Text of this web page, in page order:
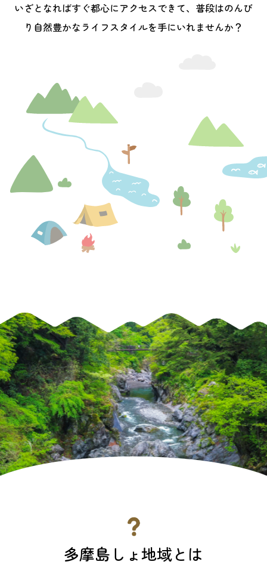
いざとなればすぐ都心にアクセスできて、普段はのんび
り 自然豊かなライフスタイルを手にいれませんか？
多摩島しょ地域とは